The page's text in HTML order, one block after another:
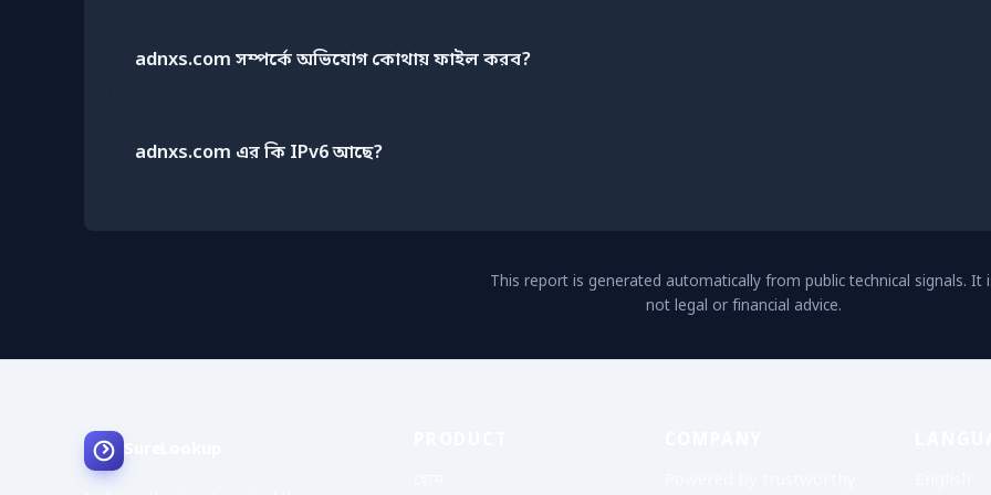
adnxs.com সম্পর্কে অভিযোগ কোথায় ফাইল করব?
adnxs.com এর কি IPv6 আছে?
This report is generated automatically from public technical signals. It
not legal or financial advice.
SureLookup